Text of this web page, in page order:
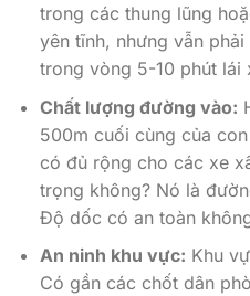
trong các thung lũng
yên tĩnh, nhưng vẫn
trong vòng 5-10 phút lái
Chất lượng đường vào:
500m cuối cùng của
có đủ rộng cho các xe
trọng không? Nó là
Độ dốc có an toàn
An ninh khu vực: Khu
Có gần các chốt dân